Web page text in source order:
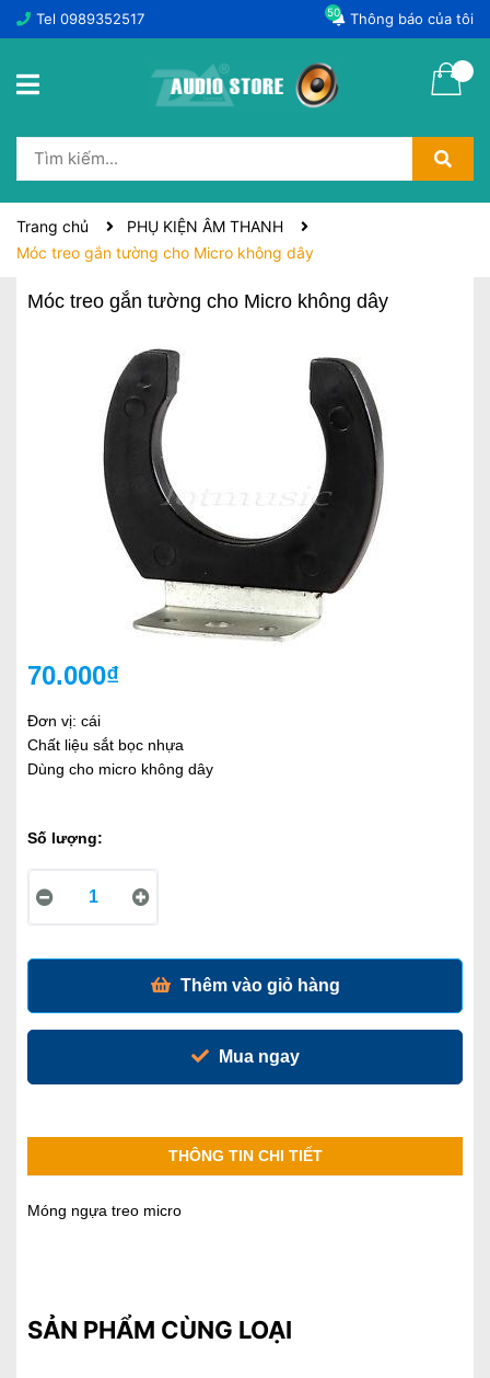
Tel 0989352517 Thông báo của tôi
50
Trang chủ
PHỤ KIỆN ÂM THANH
Móc treo gắn tường cho Micro không dây
Móc treo gắn tường cho Micro không dây
70.000₫
Đơn vị: cái
Chất liệu sắt bọc nhựa
Dùng cho micro không dây
Số lượng:
Thêm vào giỏ hàng
Mua ngay
THÔNG TIN CHI TIẾT
Móng ngựa treo micro
SẢN PHẨM CÙNG LOẠI